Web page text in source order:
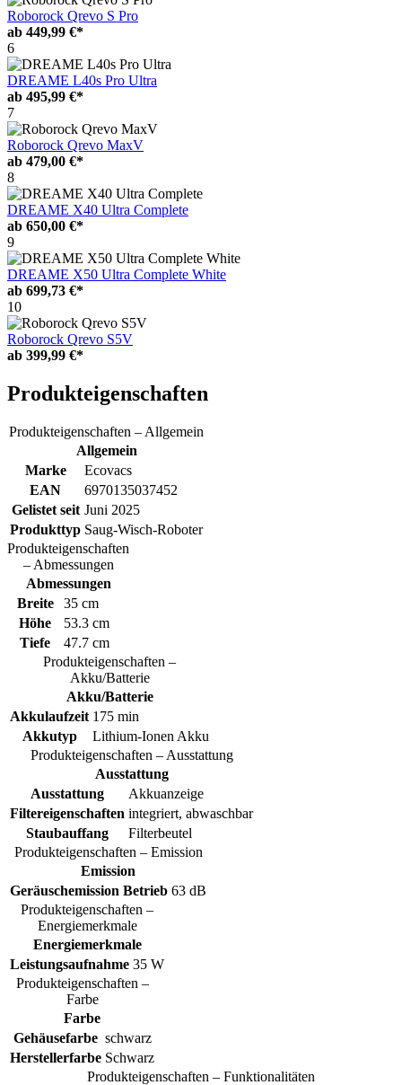
Roborock Qrevo S Pro
ab 449,99 €*
6
DREAME L40s Pro Ultra
ab 495,99 €*
7
Roborock Qrevo MaxV
ab 479,00 €*
8
DREAME X40 Ultra Complete
ab 650,00 €*
9
DREAME X50 Ultra Complete White
ab 699,73 €*
10
Roborock Qrevo S5V
ab 399,99 €*
Produkteigenschaften
Produkteigenschaften – Allgemein
Allgemein
Marke
Ecovacs
EAN
6970135037452
Gelistet seit Juni 2025
Produkttyp Saug-Wisch-Roboter
Produkteigenschaften
– Abmessungen
Abmessungen
Breite
35 cm
Höhe
53.3 cm
Tiefe
47.7 cm
Produkteigenschaften –
Akku/Batterie
Akku/Batterie
Akkulaufzeit 175 min
Akkutyp
Lithium-Ionen Akku
Produkteigenschaften – Ausstattung
Ausstattung
Ausstattung
Akkuanzeige
Filtereigenschaften integriert, abwaschbar
Staubauffang
Filterbeutel
Produkteigenschaften – Emission
Emission
Geräuschemission Betrieb 63 dB
Produkteigenschaften –
Energiemerkmale
Energiemerkmale
Leistungsaufnahme 35 W
Produkteigenschaften –
Farbe
Farbe
Gehäusefarbe schwarz
Herstellerfarbe Schwarz
Produkteigenschaften – Funktionalitäten